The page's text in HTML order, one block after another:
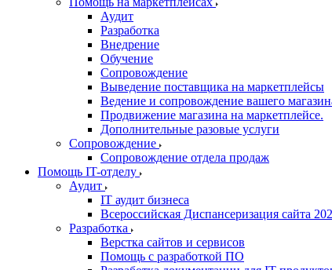
Аудит
Разработка
Внедрение
Обучение
Сопровождение
Выведение поставщика на маркетплейсы
Ведение и сопровождение вашего
Продвижение магазина на маркетплейсе.
Дополнительные разовые услуги
Сопровождение
Сопровождение отдела продаж
Помощь IT-отделу
Аудит
IT аудит бизнеса
Всероссийская Диспансеризация сайта
Разработка
Верстка сайтов и сервисов
Помощь с разработкой ПО